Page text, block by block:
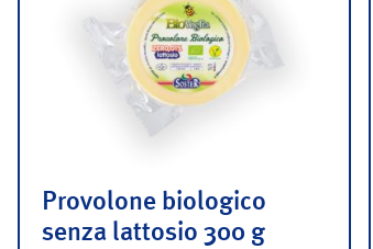
Provolone biologico
senza lattosio 300 g